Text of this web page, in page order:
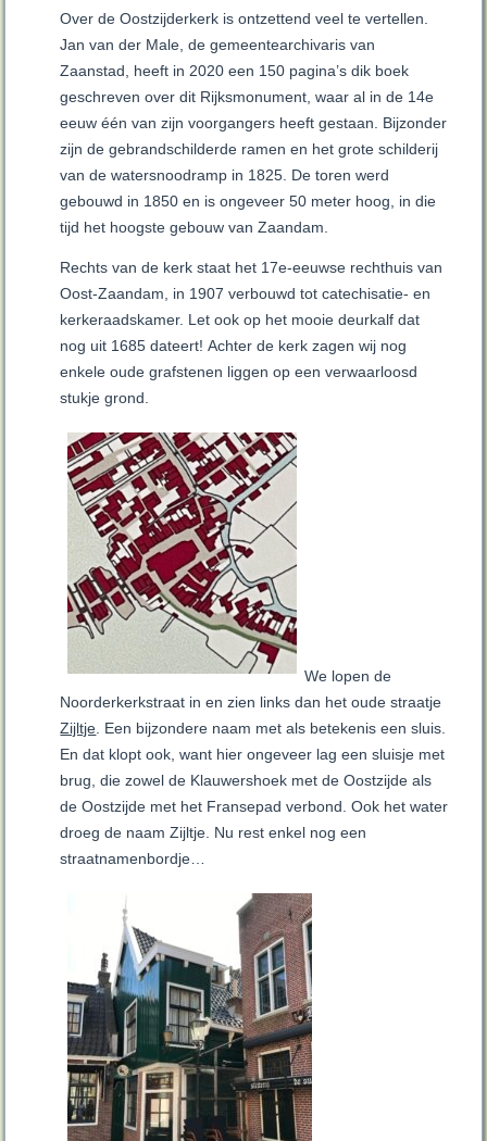
Over de Oostzijderkerk is ontzettend veel te vertellen.
Jan van der Male, de gemeentearchivaris van
Zaanstad, heeft in 2020 een 150 pagina’s dik boek
geschreven over dit Rijksmonument, waar al in de 14e
eeuw één van zijn voorgangers heeft gestaan. Bijzonder
zijn de gebrandschilderde ramen en het grote schilderij
van de watersnoodramp in 1825. De toren werd
gebouwd in 1850 en is ongeveer 50 meter hoog, in die
tijd het hoogste gebouw van Zaandam.
Rechts van de kerk staat het 17e-eeuwse rechthuis van
Oost-Zaandam, in 1907 verbouwd tot catechisatie- en
kerkeraadskamer. Let ook op het mooie deurkalf dat
nog uit 1685 dateert! Achter de kerk zagen wij nog
enkele oude grafstenen liggen op een verwaarloosd
stukje grond.
We lopen de
Noorderkerkstraat in en zien links dan het oude straatje
Zijltje. Een bijzondere naam met als betekenis een sluis.
En dat klopt ook, want hier ongeveer lag een sluisje met
brug, die zowel de Klauwershoek met de Oostzijde als
de Oostzijde met het Fransepad verbond. Ook het water
droeg de naam Zijltje. Nu rest enkel nog een
straatnamenbordje…